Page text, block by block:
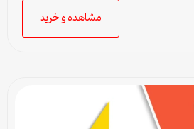
مشاهده و خرید